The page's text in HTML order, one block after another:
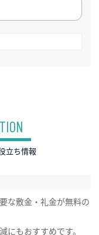
立ち情報
な敷金・礼金が無料の
にもおすすめです。